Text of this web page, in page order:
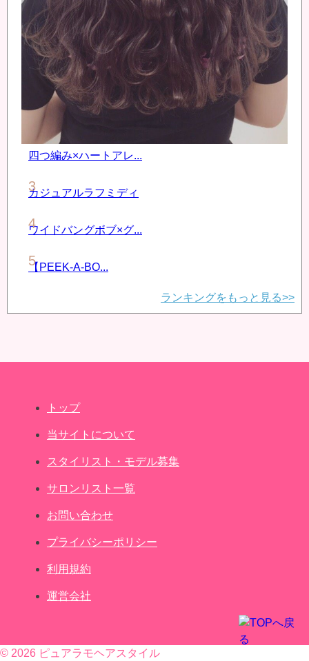
四つ編み×ハートアレ...
カジュアルラフミディ
ワイドバングボブ×グ...
【PEEK-A-BO...
ランキングをもっと見る>>
トップ
当サイトについて
スタイリスト・モデル募集
サロンリスト一覧
お問い合わせ
プライバシーポリシー
利用規約
運営会社
© 2026 ピュアラモヘアスタイル